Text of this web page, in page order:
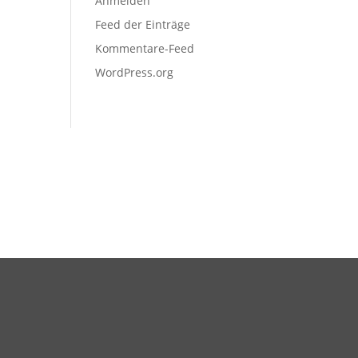
Feed der Einträge
Kommentare-Feed
WordPress.org